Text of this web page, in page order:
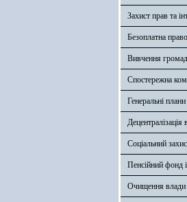
Захист прав та
Безоплатна
Вивчення
Спостережна
Генеральні плани
Децентралізація
Соціальний
Пенсійний фонд
Очищення влади